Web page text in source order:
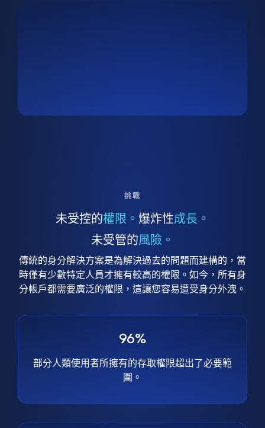
挑戰
未受控的權限。 爆炸性成長。
未受管的風險。
傳統的身分解決方案是為解決過去的問題而建構的，當
時僅有少數特定人員才擁有較高的權限。如今，所有身
分帳戶都需要廣泛的權限，這讓您容易遭受身分外洩。
96%
部分人類使用者所擁有的存取權限超出了必要範
圍。